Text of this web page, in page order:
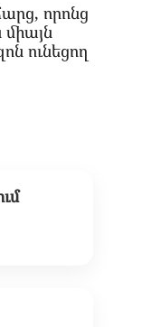
որոնց
ունեցող